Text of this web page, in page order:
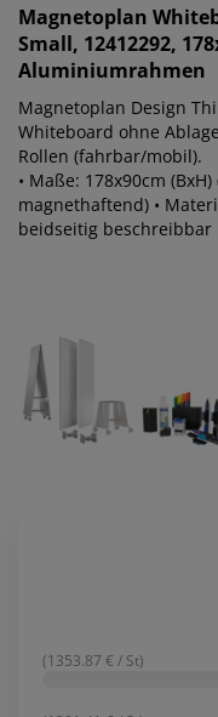
Magnetoplan
Small, 12412292,
Aluminiumrahmen
Magnetoplan Design
Whiteboard ohne
Rollen (fahrbar/mobil).
• Maße: 178x90cm
magnethaftend) •
beidseitig
(1353.87 € / St)